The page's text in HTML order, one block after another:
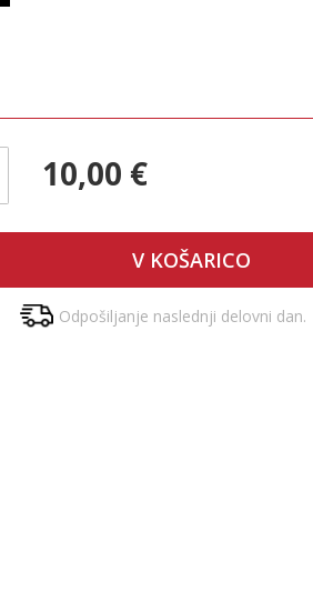
10,00 €
V KOŠARICO
Odpošiljanje naslednji delovni dan.